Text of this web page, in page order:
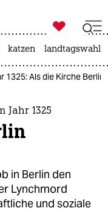

taz zahl ich
katzen landtagswahl
1325: Als die Kirche
Jahr 1325
in Berlin den
Lynchmord
und soziale